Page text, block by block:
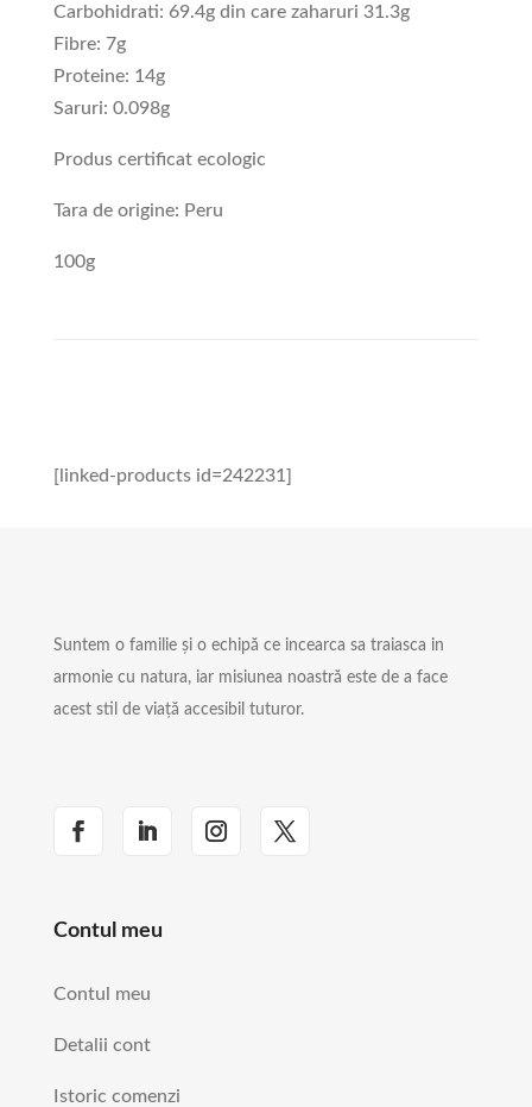
Carbohidrati: 69.4g din care zaharuri 31.3g
Fibre: 7g
Proteine: 14g
Saruri: 0.098g
Produs certificat ecologic
Tara de origine: Peru
100g
[linked-products id=242231]
Suntem o familie și o echipă ce incearca sa traiasca in
armonie cu natura, iar misiunea noastră este de a face
acest stil de viață accesibil tuturor.
Contul meu
Contul meu
Detalii cont
Istoric comenzi